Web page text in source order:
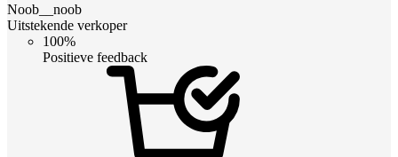
Noob__noob
Uitstekende verkoper
100%
Positieve feedback